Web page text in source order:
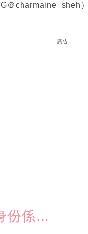
＠charmaine_sheh）
廣告
份係…